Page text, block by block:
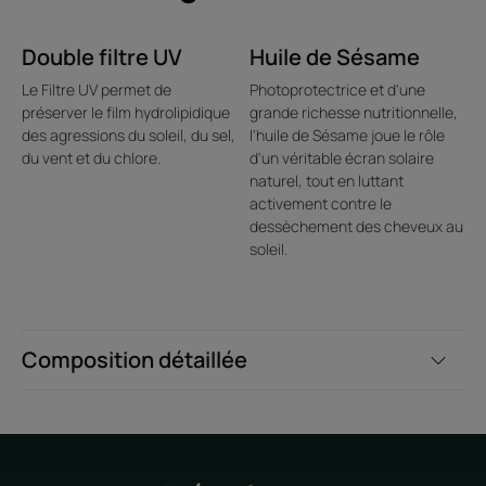
Composition détaillée
Double filtre UV
Le Filtre UV permet de
préserver le film hydrolipidique
des agressions du soleil, du sel,
du vent et du chlore.
Huile de Sésame
Photoprotectrice et d'une
grande richesse nutritionnelle,
l'huile de Sésame joue le rôle
d'un véritable écran solaire
naturel, tout en luttant
activement contre le
dessèchement des cheveux au
soleil.